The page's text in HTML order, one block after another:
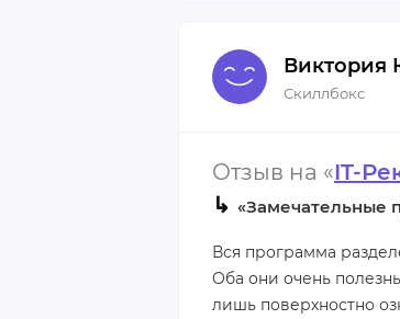
Минусы:
Нет.
Виктория
Скиллбокс
Отзыв на «IT-
↳ «Замечательные
Вся программа
Оба они очень
лишь поверхностно